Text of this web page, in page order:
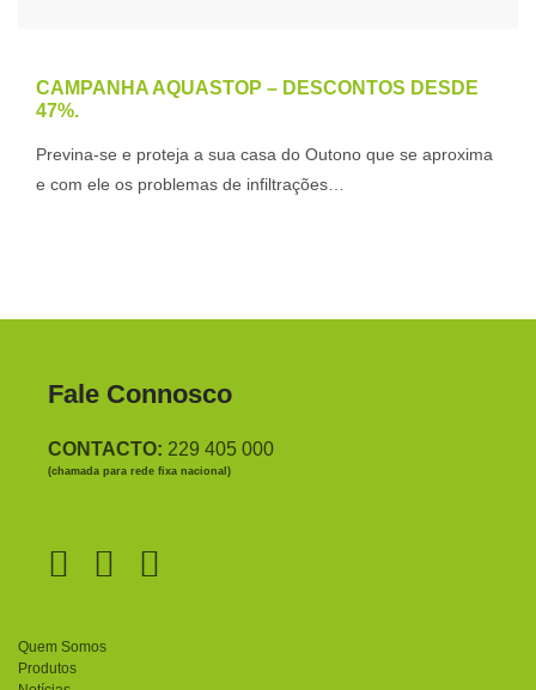
CAMPANHA AQUASTOP – DESCONTOS DESDE
47%.
Previna-se e proteja a sua casa do Outono que se aproxima
e com ele os problemas de infiltrações…
Fale Connosco
CONTACTO: 229 405 000
(chamada para rede fixa nacional)
Quem Somos
Produtos